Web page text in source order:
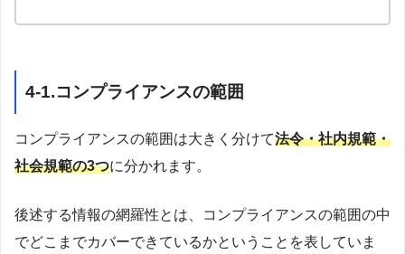
4-1.コンプライアンスの範囲
コンプライアンスの範囲は大きく分けて法令・社内規範・
社会規範の3つに分かれます。
後述する情報の網羅性とは、コンプライアンスの範囲の中
でどこまでカバーできているかということを表していま